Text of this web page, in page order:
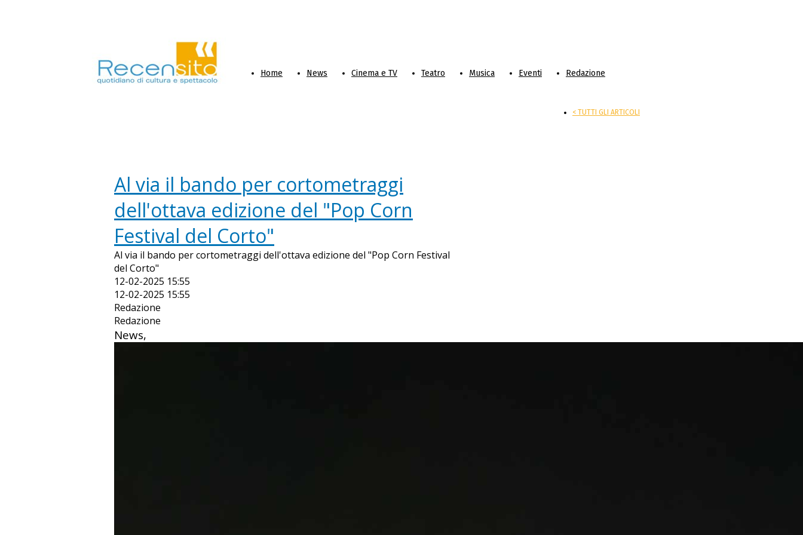
Home News Cinema e TV Teatro Musica Eventi Redazione
< TUTTI GLI ARTICOLI
Al via il bando per cortometraggi
dell'ottava edizione del "Pop Corn
Festival del Corto"
Al via il bando per cortometraggi dell'ottava edizione del "Pop Corn Festival
del Corto"
12-02-2025 15:55
12-02-2025 15:55
Redazione
Redazione
News,